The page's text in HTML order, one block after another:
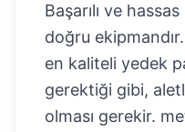
Başarılı ve
doğru ekipmandır.
en kaliteli yedek
gerektiği gibi,
olması gerekir.